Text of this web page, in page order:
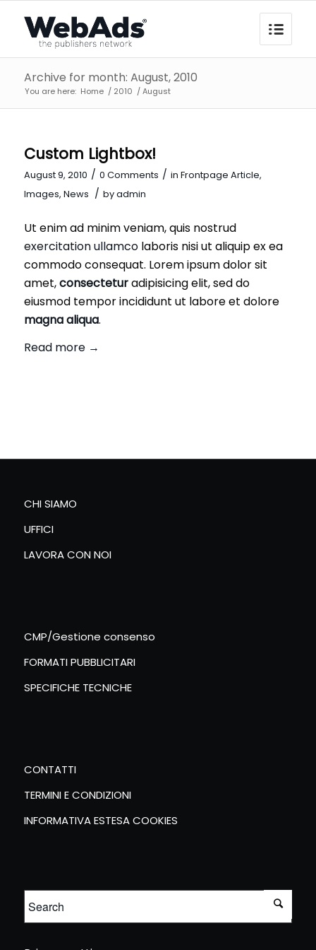
Archive for month: August, 2010
You are here: Home / 2010 / August
Custom Lightbox!
August 9, 2010 / 0 Comments / in Frontpage Article,
Images, News / byadmin
Ut enim ad minim veniam, quis nostrud
exercitation ullamcolaboris nisi ut aliquip ex ea
commodo consequat. Lorem ipsum dolor sit
amet,consecteturadipisicing elit, sed do
eiusmod tempor incididunt ut labore et dolore
magna aliqua.
Read more→
CHI SIAMO
UFFICI
LAVORA CON NOI
CMP/Gestione consenso
FORMATI PUBBLICITARI
SPECIFICHE TECNICHE
CONTATTI
TERMINI E CONDIZIONI
INFORMATIVA ESTESA COOKIES